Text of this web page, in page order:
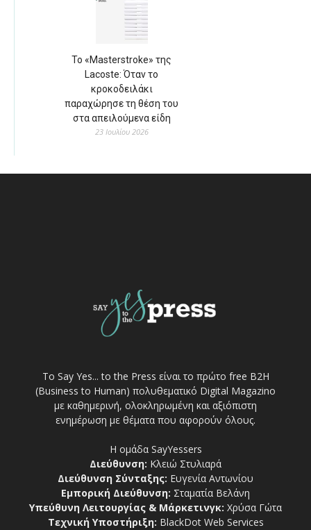
Το «Masterstroke» της
Lacoste: Όταν το
κροκοδειλάκι
παραχώρησε τη θέση του
στα απειλούμενα είδη
23 Ιουλίου 2026
Το Say Yes... to the Press είναι το πρώτο free Β2Η
(Business to Human) πολυθεματικό Digital Magazino
με καθημερινή, ολοκληρωμένη και αξιόπιστη
ενημέρωση με θέματα που αφορούν όλους.
Η ομάδα SayYessers
Διεύθυνση: Κλειώ Στυλιαρά
Διεύθυνση Σύνταξης: Ευγενία Αντωνίου
Εμπορική Διεύθυνση: Σταματία Βελάνη
Υπεύθυνη Λειτουργίας & Μάρκετινγκ: Χρύσα Γώτα
Τεχνική Υποστήριξη: BlackDot Web Services